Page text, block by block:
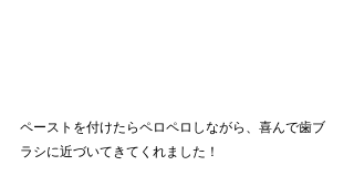
ペーストを付けたらペロペロしながら、喜んで歯ブ
ラシに近づいてきてくれました！